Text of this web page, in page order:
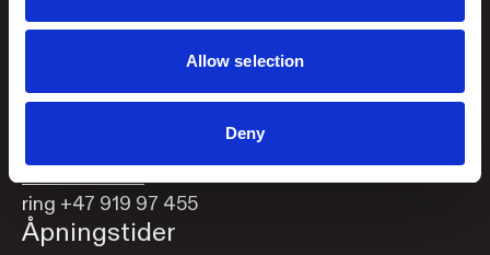
Allow selection
Deny
+47 38 07 49 00
åpningstiden
Book bord hereller
ring +47 919 97 455
Åpningstider